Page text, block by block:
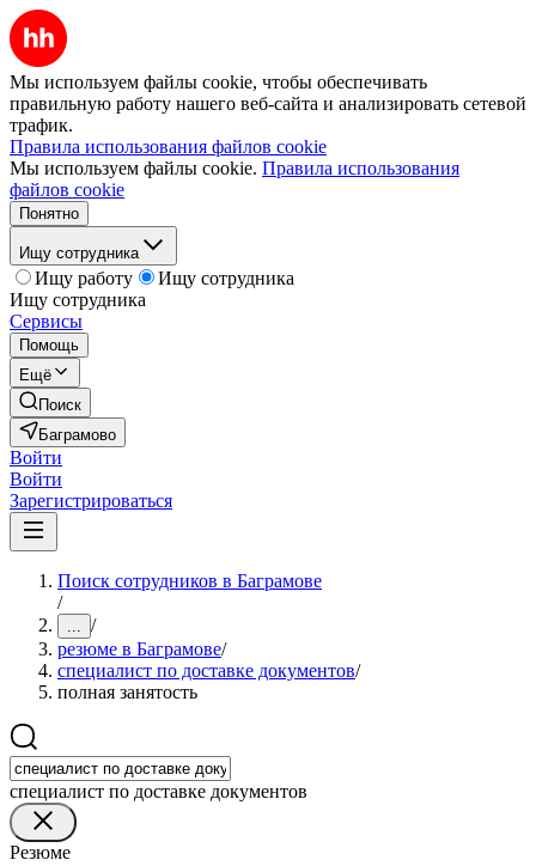
Мы используем файлы cookie, чтобы обеспечивать
правильную работу нашего веб-сайта и анализировать сетевой
трафик.
Правила использования файлов cookie
Мы используем файлы cookie. Правила использования
файлов cookie
Понятно
Ищу сотрудника
Ищу работу
Ищу сотрудника
Ищу сотрудника
Сервисы
Помощь
Ещё
Поиск
Баграмово
Войти
Войти
Зарегистрироваться
Поиск сотрудников в Баграмове
/
... /
резюме в Баграмове/
специалист по доставке документов/
полная занятость
специалист по доставке документов
Резюме